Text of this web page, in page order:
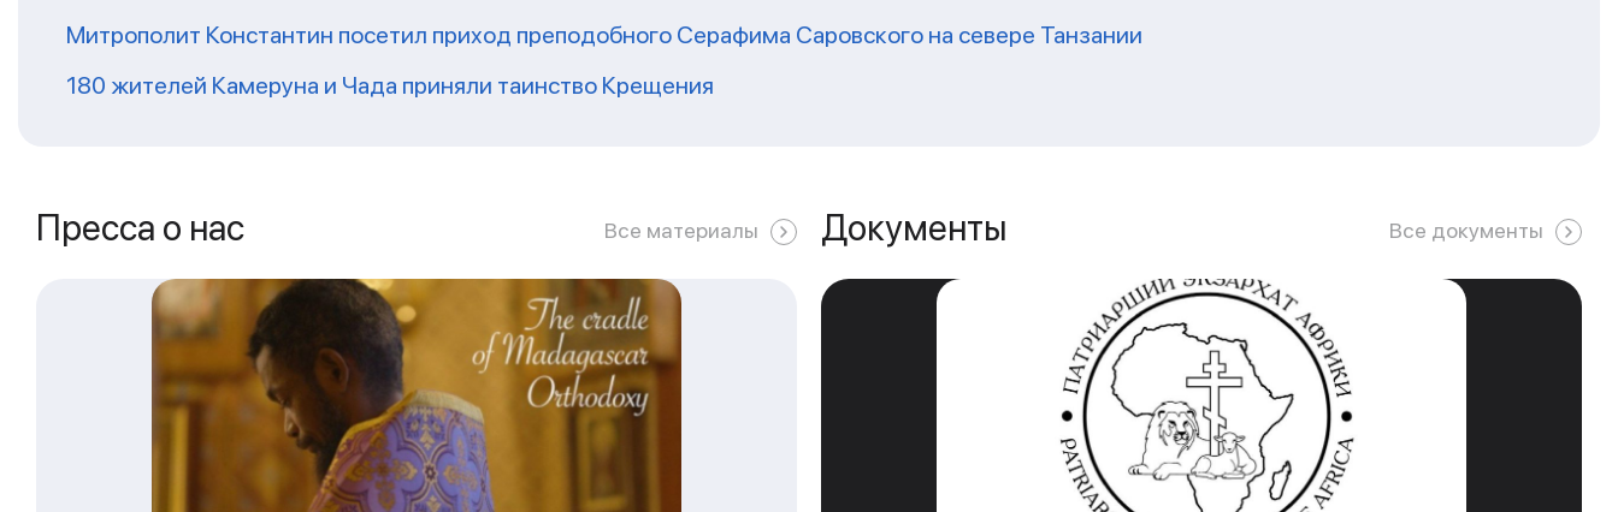
Митрополит Константин посетил приход преподобного Серафима Саровского на севере Танзании
180 жителей Камеруна и Чада приняли таинство Крещения
Пресса о нас Все материалы Документы Все документы